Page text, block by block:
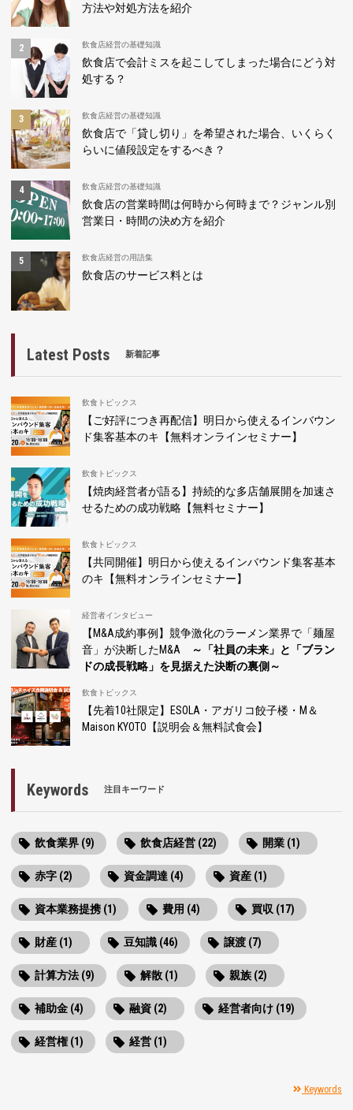
方法や対処方法を紹介
飲食店経営の基礎知識
飲食店で会計ミスを起こしてしまった場合にどう対
処する？
飲食店経営の基礎知識
飲食店で「貸し切り」を希望された場合、いくらく
らいに値段設定をするべき？
飲食店経営の基礎知識
飲食店の営業時間は何時から何時まで？ジャンル別
営業日・時間の決め方を紹介
飲食店経営の用語集
飲食店のサービス料とは
Latest Posts 新着記事
飲食トピックス
【ご好評につき再配信】明日から使えるインバウン
ド集客基本のキ【無料オンラインセミナー】
飲食トピックス
【焼肉経営者が語る】持続的な多店舗展開を加速さ
せるための成功戦略【無料セミナー】
飲食トピックス
【共同開催】明日から使えるインバウンド集客基本
のキ【無料オンラインセミナー】
経営者インタビュー
【M&A成約事例】競争激化のラーメン業界で「麺屋
音」が決断したM&A
～「社員の未来」と「ブラン
ドの成長戦略」を見据えた決断の裏側～
飲食トピックス
【先着10社限定】ESOLA・アガリコ餃子楼・M＆
Maison KYOTO【説明会＆無料試食会】
Keywords 注目キーワード
飲食業界 (9) 飲食店経営 (22) 開業 (1)
赤字 (2) 資金調達 (4) 資産 (1)
資本業務提携 (1) 費用 (4) 買収 (17)
財産 (1) 豆知識 (46) 譲渡 (7)
計算方法 (9) 解散 (1) 親族 (2)
補助金 (4) 融資 (2) 経営者向け (19)
経営権 (1) 経営 (1)
Keywords